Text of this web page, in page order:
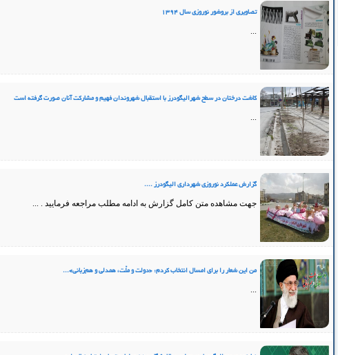
تصاویری از بروشور نوروزی سال 1394
...
کاشت درختان در سطح شهرالیگودرز با استقبال شهروندان فهیم و مشارکت آنان صورت گرفته است
...
گزارش عملکرد نوروزی شهرداری الیگودرز ....
جهت مشاهده متن کامل گزارش به ادامه مطلب مراجعه فرمایید . ...
من این شعار را برای امسال انتخاب کردم: «دولت و ملّت، همدلی و هم‌زبانی»...
...